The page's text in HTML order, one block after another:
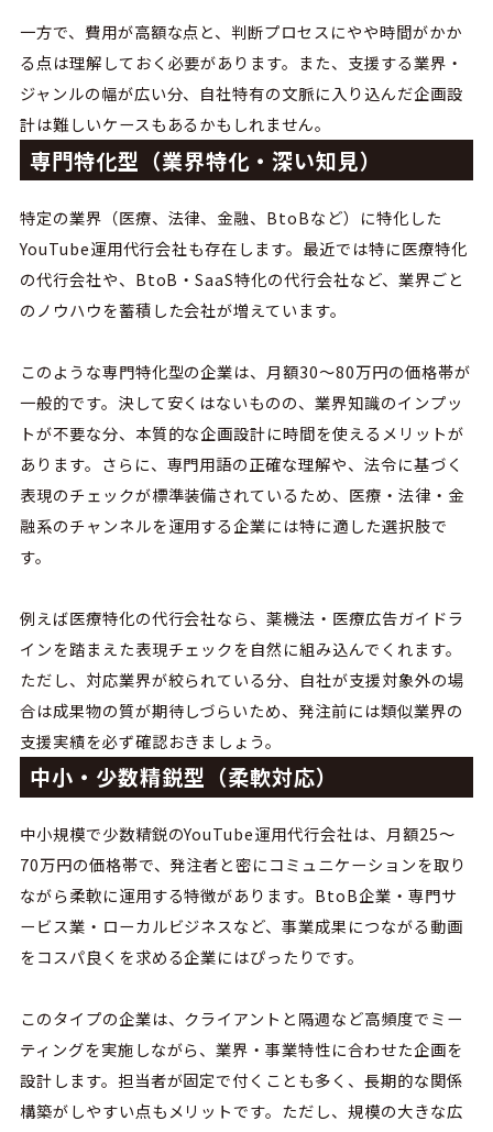
一方で、費用が高額な点と、判断プロセスにやや時間がかか
る点は理解しておく必要があります。また、支援する業界・
ジャンルの幅が広い分、自社特有の文脈に入り込んだ企画設
計は難しいケースもあるかもしれません。
専門特化型（業界特化・深い知見）
特定の業界（医療、法律、金融、 BtoBなど）に特化した
YouTube運用代行会社も存在します。最近では特に医療特化
の代行会社や、 BtoB・SaaS特化の代行会社など、業界ごと
のノウハウを蓄積した会社が増えています。
このような専門特化型の企業は、 月額30〜80万円の価格帯が
一般的です。決して安くはないものの、業界知識のインプッ
トが不要な分、本質的な企画設計に時間を使えるメリットが
あります。さらに、専門用語の正確な理解や、法令に基づく
表現のチェックが標準装備されているため、医療・法律・金
融系のチャンネルを運用する企業には特に適した選択肢で
す。
例えば医療特化の代行会社なら、薬機法・医療広告ガイドラ
インを踏まえた表現チェックを自然に組み込んでくれます。
ただし、対応業界が絞られている分、自社が支援対象外の場
合は成果物の質が期待しづらいため、発注前には類似業界の
支援実績を必ず確認おきましょう。
中小・少数精鋭型（柔軟対応）
中小規模で少数精鋭のYouTube運用代行会社は、月額25〜
70万円の価格帯で、発注者と密にコミュニケーションを取り
ながら柔軟に運用する特徴があります。 BtoB企業・専門サ
ービス業・ローカルビジネスなど、事業成果につながる動画
をコスパ良くを求める企業にはぴったりです。
このタイプの企業は、 クライアントと隔週など高頻度でミー
ティングを実施しながら、業界・事業特性に合わせた企画を
設計します。担当者が固定で付くことも多く、長期的な関係
構築がしやすい点もメリットです。ただし、規模の大きな広